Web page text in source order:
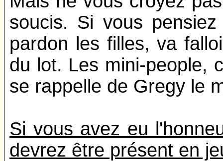
soucis. Si vous
pardon les filles, va
du lot. Les mini-people,
se rappelle de Gregy le
Si vous avez eu
devrez être présent en